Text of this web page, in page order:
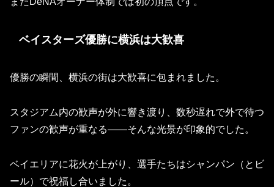
ベイスターズ優勝に横浜は大歓喜
優勝の瞬間、横浜の街は大歓喜に包まれました。
スタジアム内の歓声が外に響き渡り、数秒遅れで外で待つ
ファンの歓声が重なる――そんな光景が印象的でした。
ベイエリアに花火が上がり、選手たちはシャンパン（とビ
ール）で祝福し合いました。